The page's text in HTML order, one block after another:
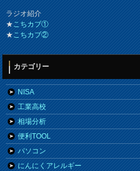
ラジオ紹介
★こちカブ①
★こちカブ②
カテゴリー
NISA
工業高校
相場分析
便利TOOL
パソコン
にんにくアレルギー